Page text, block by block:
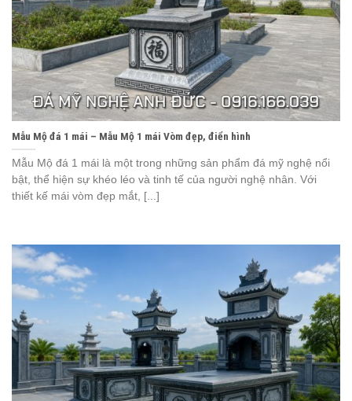
Mẫu Mộ đá 1 mái – Mẫu Mộ 1 mái Vòm đẹp, điển hình
Mẫu Mộ đá 1 mái là một trong những sản phẩm đá mỹ nghệ nổi
bật, thể hiện sự khéo léo và tinh tế của người nghệ nhân. Với
thiết kế mái vòm đẹp mắt, [...]